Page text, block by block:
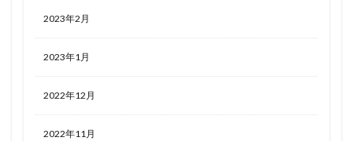
2023年2月
2023年1月
2022年12月
2022年11月